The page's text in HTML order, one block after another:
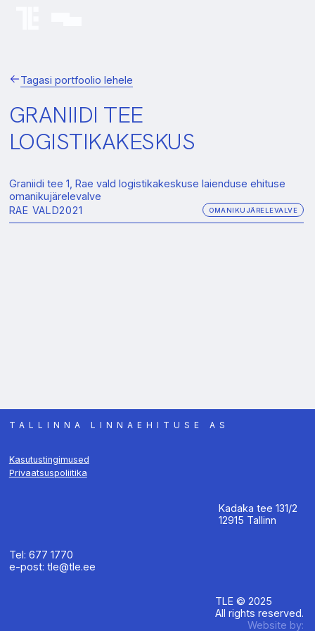
Tagasi portfoolio lehele
GRANIIDI TEE
LOGISTIKAKESKUS
Graniidi tee 1, Rae vald logistikakeskuse laienduse ehituse
omanikujärelevalve
RAE VALD2021 OMANIKUJÄRELEVALVE
TALLINNA LINNAEHITUSE AS
Kasutustingimused
Privaatsuspoliitika
Kadaka tee 131/2
12915 Tallinn
Tel: 677 1770
e-post: tle@tle.ee
TLE © 2025
All rights reserved.
Website by: